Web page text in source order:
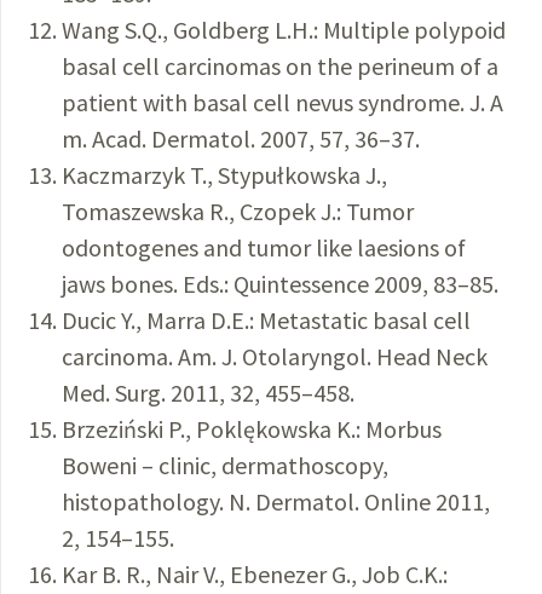
Wang S.Q., Goldberg L.H.: Multiple polypoid
basal cell carcinomas on the perineum of a
patient with basal cell nevus syndrome. J. A
m. Acad. Dermatol. 2007, 57, 36–37.
Kaczmarzyk T., Stypułkowska J.,
Tomaszewska R., Czopek J.: Tumor
odontogenes and tumor like laesions of
jaws bones. Eds.: Quintessence 2009, 83–85.
Ducic Y., Marra D.E.: Metastatic basal cell
carcinoma. Am. J. Otolaryngol. Head Neck
Med. Surg. 2011, 32, 455–458.
Brzeziński P., Poklękowska K.: Morbus
Boweni – clinic, dermathoscopy,
histopathology. N. Dermatol. Online 2011,
2, 154–155.
Kar B. R., Nair V., Ebenezer G., Job C.K.: